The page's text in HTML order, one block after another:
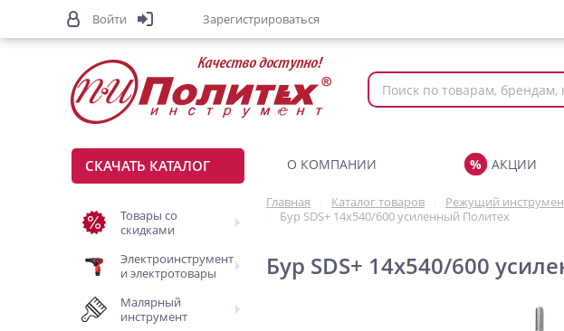
СКАЧАТЬ КАТАЛОГ
Товары со
скидками
Электроинструмент
и электротовары
Малярный
инструмент
О КОМПАНИИ АКЦИИ
Главная Каталог товаров Режущий
Бур SDS+ 14х540/600 усиленный Политех
Бур SDS+ 14х540/600
Войти Зарегистрироваться